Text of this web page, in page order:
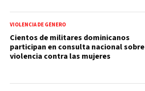
VIOLENCIA DE GÉNERO
Cientos de militares dominicanos
participan en consulta nacional sobre
violencia contra las mujeres